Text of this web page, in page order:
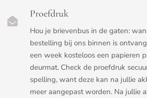
Proefdruk
Hou je brievenbus in de gaten:
bestelling bij ons binnen is
een week kosteloos een papieren
deurmat. Check de proefdruk
spelling, want deze kan na jullie
meer aangepast worden. Na jullie